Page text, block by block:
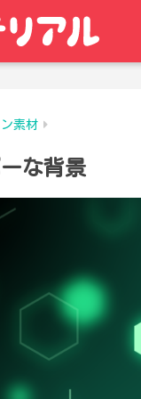
素材
な背景